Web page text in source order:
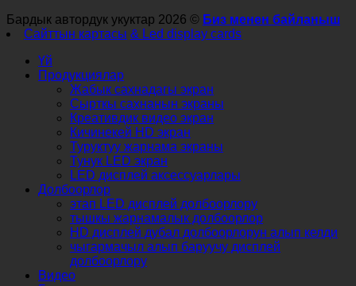
Бардык автордук укуктар 2026 © Биз менен байланыш
Сайттын картасы & Led display cards
Үй
Продукциялар
Жабык сахнадагы экран
Сырткы сахнанын экраны
Креативдик видео экран
Кичинекей HD экран
Туруктуу жарнама экраны
Тунук LED экран
LED дисплей аксессуарлары
Долбоорлор
этап LED дисплей долбоорлору
тышкы жарнамалык долбоорлор
HD дисплей дубал долбоорлорун алып келди
чыгармачыл алып баруучу дисплей
долбоорлору
Видео